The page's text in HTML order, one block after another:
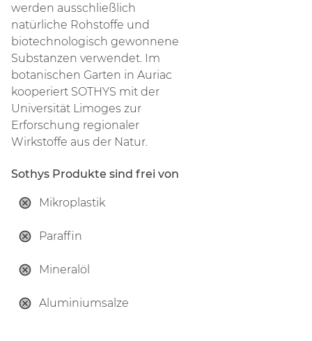
werden ausschließlich
natürliche Rohstoffe und
biotechnologisch gewonnene
Substanzen verwendet. Im
botanischen Garten in Auriac
kooperiert SOTHYS mit der
Universität Limoges zur
Erforschung regionaler
Wirkstoffe aus der Natur.
Sothys Produkte sind frei von
Mikroplastik
Paraffin
Mineralöl
Aluminiumsalze